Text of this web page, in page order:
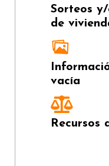
Sorteos
de
vacía
Recursos